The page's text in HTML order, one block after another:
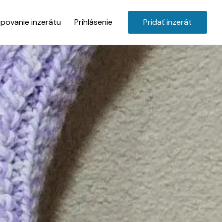
inzerátu Prihlásenie Pridať inzerát